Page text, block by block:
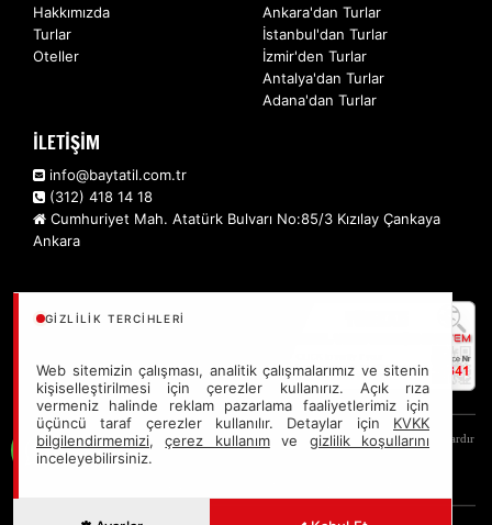
GIZLILIK TERCIHLERI
Web sitemizin çalışması, analitik çalışmalarımız ve sitenin
kişiselleştirilmesi için çerezler kullanırız. Açık rıza
vermeniz halinde reklam pazarlama faaliyetlerimiz için
üçüncü taraf çerezler kullanılır. Detaylar için KVKK
bilgilendirmemizi,çerez kullanımve gizlilik koşullarını
inceleyebilirsiniz.
Ulaşım ve Transfer
Ek Hizmetler
Hakkımızda
Turlar
Oteller
Ankara'dan Turlar
İstanbul'dan Turlar
İzmir'den Turlar
Antalya'dan Turlar
Adana'dan Turlar
İLETİŞİM
info@baytatil.com.tr
(312) 418 14 18
Cumhuriyet Mah. Atatürk Bulvarı No:85/3 Kızılay Çankaya
Ankara
Sitemizde anılan tüm fiyatlar, geçerli kartlar ile tek ödemede, en ucuz başlangıç fiyatlardır
ve yeterli kontenjan olması durumunda geçerlidir.